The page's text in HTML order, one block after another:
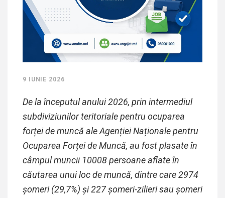
9 IUNIE 2026
De la începutul anului 2026, prin intermediul
subdiviziunilor teritoriale pentru ocuparea
forței de muncă ale Agenției Naționale pentru
Ocuparea Forței de Muncă, au fost plasate în
câmpul muncii 10008persoane aflate în
căutarea unui loc de muncă, dintre care2974
șomeri (29,7%) și227șomeri-zilieri sau șomeri